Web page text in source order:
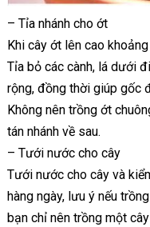
– Tỉa nhánh cho ớt
Khi cây ớt lên cao
Tỉa bỏ các cành, lá dưới
rộng, đồng thời giúp gốc
Không nên trồng ớt
tán nhánh về sau.
– Tưới nước cho cây
Tưới nước cho cây và
hàng ngày, lưu ý nếu
bạn chỉ nên trồng một